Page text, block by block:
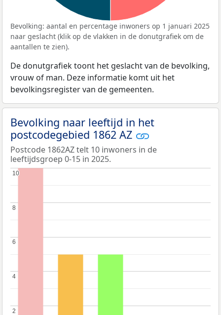
Bevolking: aantal en percentage inwoners op 1 januari 2025
naar geslacht (klik op de vlakken in de donutgrafiek om de
aantallen te zien).
De donutgrafiek toont het geslacht van de bevolking,
vrouw of man. Deze informatie komt uit het
bevolkingsregister van de gemeenten.
Bevolking naar leeftijd in het
postcodegebied 1862 AZ
Postcode 1862AZ telt 10 inwoners in de
leeftijdsgroep 0-15 in 2025.
2
2
4
4
6
6
8
8
10
10